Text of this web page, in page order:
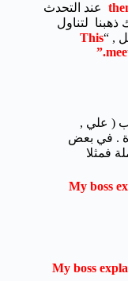
عند التحدث
ذهبنا لتناول
This
( علي ,
. في بعض
فمثلا
“My boss
“My boss